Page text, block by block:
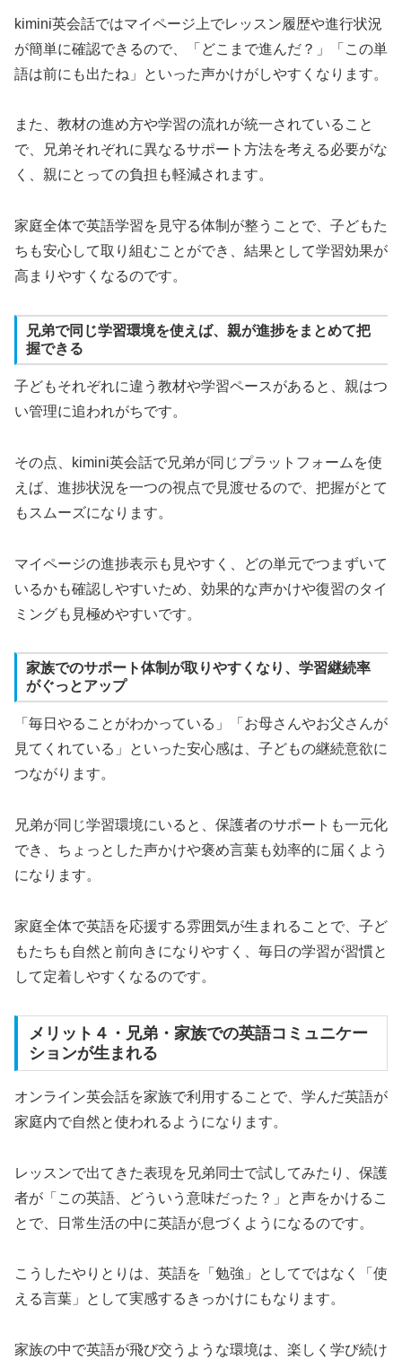
kimini英会話ではマイページ上でレッスン履歴や進行状況
が簡単に確認できるので、「どこまで進んだ？」「この単
語は前にも出たね」といった声かけがしやすくなります。
また、教材の進め方や学習の流れが統一されていること
で、兄弟それぞれに異なるサポート方法を考える必要がな
く、親にとっての負担も軽減されます。
家庭全体で英語学習を見守る体制が整うことで、子どもた
ちも安心して取り組むことができ、結果として学習効果が
高まりやすくなるのです。
兄弟で同じ学習環境を使えば、親が進捗をまとめて把
握できる
子どもそれぞれに違う教材や学習ペースがあると、親はつ
い管理に追われがちです。
その点、kimini英会話で兄弟が同じプラットフォームを使
えば、進捗状況を一つの視点で見渡せるので、把握がとて
もスムーズになります。
マイページの進捗表示も見やすく、どの単元でつまずいて
いるかも確認しやすいため、効果的な声かけや復習のタイ
ミングも見極めやすいです。
家族でのサポート体制が取りやすくなり、学習継続率
がぐっとアップ
「毎日やることがわかっている」「お母さんやお父さんが
見てくれている」といった安心感は、子どもの継続意欲に
つながります。
兄弟が同じ学習環境にいると、保護者のサポートも一元化
でき、ちょっとした声かけや褒め言葉も効率的に届くよう
になります。
家庭全体で英語を応援する雰囲気が生まれることで、子ど
もたちも自然と前向きになりやすく、毎日の学習が習慣と
して定着しやすくなるのです。
メリット４・兄弟・家族での英語コミュニケー
ションが生まれる
オンライン英会話を家族で利用することで、学んだ英語が
家庭内で自然と使われるようになります。
レッスンで出てきた表現を兄弟同士で試してみたり、保護
者が「この英語、どういう意味だった？」と声をかけるこ
とで、日常生活の中に英語が息づくようになるのです。
こうしたやりとりは、英語を「勉強」としてではなく「使
える言葉」として実感するきっかけにもなります。
家族の中で英語が飛び交うような環境は、楽しく学び続け